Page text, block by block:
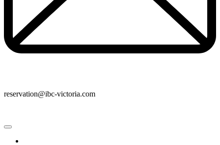
reservation@ibc-victoria.com